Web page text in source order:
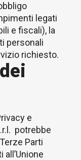
legati
e fiscali), la
personali
richiesto.
e
potrebbe
Parti